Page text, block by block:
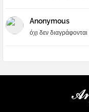
Anonymous
όχι δεν